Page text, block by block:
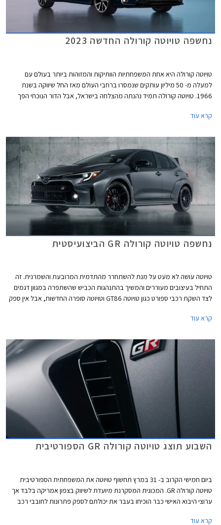
נחשפה טויוטה קורולה החדשה 2023
טויוטה קורולה היא אחת המשפחתיות הוותיקות והמזוהות ביותר בעולם עם
למעלה מ- 50 מיליון עותקים שנמסרו ברחבי העולם מאז החל שיווקה בשנת
1966. טויוטה קורולה תמיד נהנתה מהצלחה בישראל, אבל הדור הנוכחי הפך
דגמי טויוטה קורולה בישראל, ובעיקר בשל יחידת הנעה היברידית שהוצעה
השימוש למקבלי רכב צמוד ממקום העבודה. בשלהי השנה שעברה עברה
קורולה עדכון קל שהעניק לה מערכת מולטימדיה חדשה, אך הפעם מדובר
בעדכון מקיף ומשמעותי יותר.
קרא עוד
נחשפה טויוטה קורולה GR הביצועיסטית
טויוטה עושה לא מעט על מנת להשתחרר מהתדמית המרובעת והשמרנית. זה
התחיל בעיצובים מעוררים והמשיך בהתנהגות הכביש שהשתפרה במגוון דגמים
לצד השקת רכבי ספורט כגון טויוטה GT86 וטויוטה סופרה החדשות, אבל אין ספק
המירוצים של טויוטה GAZOO Racing שאמונה על פיתוח המכונית.
קרא עוד
השבוע תוצג טויוטה קורולה GR הספורטיבית
ביום חמישי הקרוב ב- 31 במרץ תחשוף טויוטה את המשפחתית הספורטיבית
טויוטה קורולה GR. המכונית המסקרנת מיועדת לשיווק בצפון אמריקה בלבד אך
ערוצי היבוא האישי כבר הוכיחו בעבר את יכולתם לספק פתרונות לחובבי רכב
כשהיא כבר מחליטה לעשות זאת היא בדרך כלל לא מאכזבת ומצליחה לספק
קרא עוד